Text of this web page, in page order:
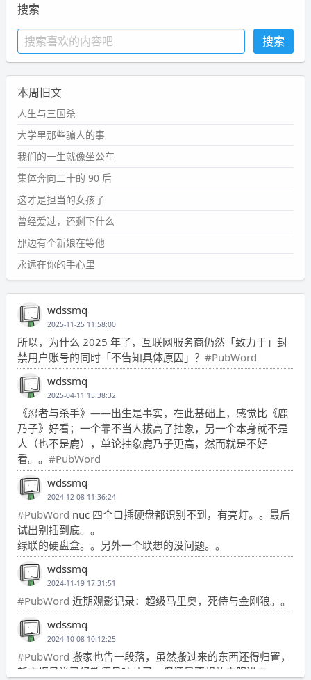
搜索
本周旧文
人生与三国杀
大学里那些骗人的事
我们的一生就像坐公车
集体奔向二十的 90 后
这才是担当的女孩子
曾经爱过，还剩下什么
那边有个新娘在等他
永远在你的手心里
wdssmq
2025-11-25 11:58:00
所以，为什么 2025 年了，互联网服务商仍然「致力于」封
禁用户账号的同时「不告知具体原因」？ #PubWord
wdssmq
2025-04-11 15:38:32
《忍者与杀手》——出生是事实，在此基础上，感觉比《鹿
乃子》好看；一个靠不当人拔高了抽象，另一个本身就不是
人（也不是鹿），单论抽象鹿乃子更高，然而就是不好
看。。 #PubWord
wdssmq
2024-12-08 11:36:24
#PubWord nuc 四个口插硬盘都识别不到，有亮灯。。最后
试出别插到底。。
绿联的硬盘盒。。另外一个联想的没问题。。
wdssmq
2024-11-19 17:31:51
#PubWord 近期观影记录：超级马里奥，死侍与金刚狼。。
wdssmq
2024-10-08 10:12:25
#PubWord 搬家也告一段落，虽然搬过来的东西还得归置，
新衣柜虽说已经散俩月味儿了，但还是不想放衣服进去。